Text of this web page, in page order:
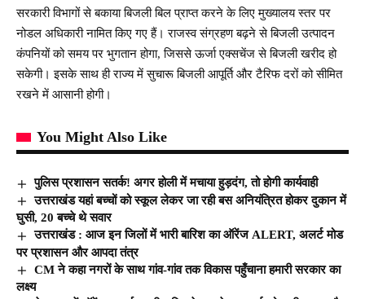
सरकारी विभागों से बकाया बिजली बिल प्राप्त करने के लिए मुख्यालय स्तर पर
नोडल अधिकारी नामित किए गए हैं। राजस्व संग्रहण बढ़ने से बिजली उत्पादन
कंपनियों को समय पर भुगतान होगा, जिससे ऊर्जा एक्सचेंज से बिजली खरीद हो
सकेगी। इसके साथ ही राज्य में सुचारू बिजली आपूर्ति और टैरिफ दरों को सीमित
रखने में आसानी होगी।
You Might Also Like
पुलिस प्रशासन सतर्क! अगर होली में मचाया हुड़दंग, तो होगी कार्यवाही
उत्तराखंड यहां बच्चों को स्कूल लेकर जा रही बस अनियंत्रित होकर दुकान में
घुसी, 20 बच्चे थे सवार
उत्तराखंड : आज इन जिलों में भारी बारिश का ऑरेंज ALERT, अलर्ट मोड
पर प्रशासन और आपदा तंत्र
CM ने कहा नगरों के साथ गांव-गांव तक विकास पहुँचाना हमारी सरकार का
लक्ष्य